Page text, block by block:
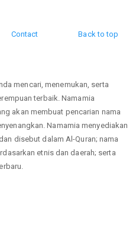
Back to top
Contact
mencari, menemukan, serta
terbaik. Namamia
akan membuat pencarian nama
Namamia menyediakan
disebut dalam Al-Quran; nama
etnis dan daerah; serta